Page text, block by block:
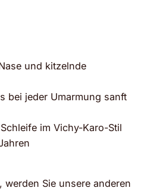
und kitzelnde
bei jeder Umarmung sanft
im Vichy-Karo-Stil
Sie unsere anderen